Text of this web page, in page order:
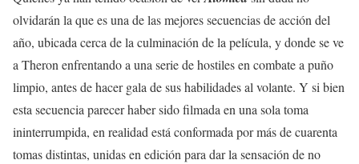
olvidarán la que es una de las mejores secuencias de acción del
año, ubicada cerca de la culminación de la película, y donde se ve
a Theron enfrentando a una serie de hostiles en combate a puño
limpio, antes de hacer gala de sus habilidades al volante. Y si bien
esta secuencia parecer haber sido filmada en una sola toma
ininterrumpida, en realidad está conformada por más de cuarenta
tomas distintas, unidas en edición para dar la sensación de no